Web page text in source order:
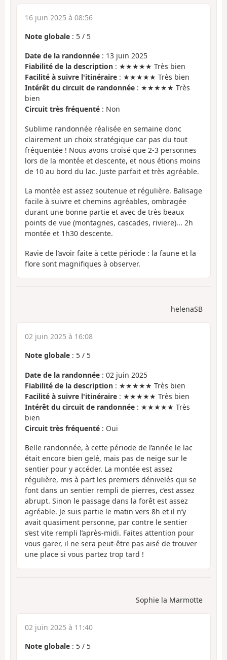
16 juin 2025 à 08:56
Note globale : 5 / 5
Date de la randonnée : 13 juin 2025
Fiabilité de la description : ★★★★★ Très bien
Facilité à suivre l'itinéraire : ★★★★★ Très bien
Intérêt du circuit de randonnée : ★★★★★ Très
bien
Circuit très fréquenté : Non
Sublime randonnée réalisée en semaine donc
clairement un choix stratégique car pas du tout
fréquentée ! Nous avons croisé que 2-3 personnes
lors de la montée et descente, et nous étions moins
de 10 au bord du lac. Juste parfait et très agréable.
La montée est assez soutenue et régulière. Balisage
facile à suivre et chemins agréables, ombragée
durant une bonne partie et avec de très beaux
points de vue (montagnes, cascades, riviere)... 2h
montée et 1h30 descente.
Ravie de l’avoir faite à cette période : la faune et la
flore sont magnifiques à observer.
helenaSB
02 juin 2025 à 16:08
Note globale : 5 / 5
Date de la randonnée : 02 juin 2025
Fiabilité de la description : ★★★★★ Très bien
Facilité à suivre l'itinéraire : ★★★★★ Très bien
Intérêt du circuit de randonnée : ★★★★★ Très
bien
Circuit très fréquenté : Oui
Belle randonnée, à cette période de l’année le lac
était encore bien gelé, mais pas de neige sur le
sentier pour y accéder. La montée est assez
régulière, mis à part les premiers dénivelés qui se
font dans un sentier rempli de pierres, c’est assez
abrupt. Sinon le passage dans la forêt est assez
agréable. Je suis partie le matin vers 8h et il n’y
avait quasiment personne, par contre le sentier
s’est vite rempli l’après-midi. Faites attention pour
vous garer, il ne sera peut-être pas aisé de trouver
une place si vous partez trop tard !
Sophie la Marmotte
02 juin 2025 à 11:40
Note globale : 5 / 5